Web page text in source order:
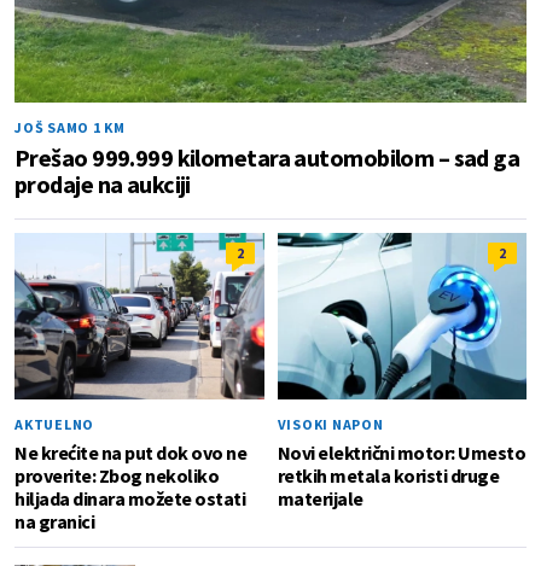
JOŠ SAMO 1 KM
Prešao 999.999 kilometara automobilom – sad ga
prodaje na aukciji
2
AKTUELNO
Ne krećite na put dok ovo ne
proverite: Zbog nekoliko
hiljada dinara možete ostati
na granici
2
VISOKI NAPON
Novi električni motor: Umesto
retkih metala koristi druge
materijale